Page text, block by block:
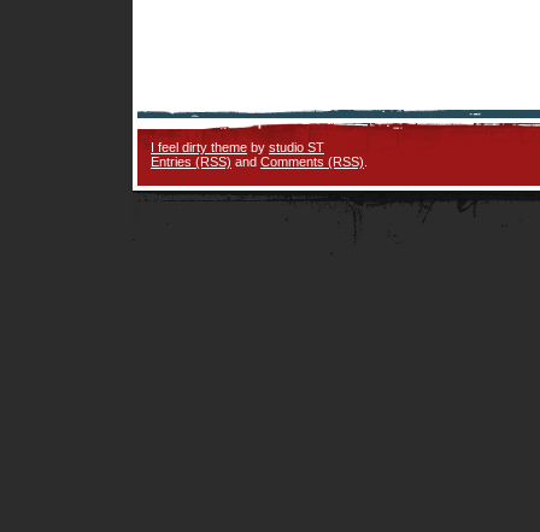
I feel dirty theme by studio ST
Entries (RSS) and Comments (RSS)